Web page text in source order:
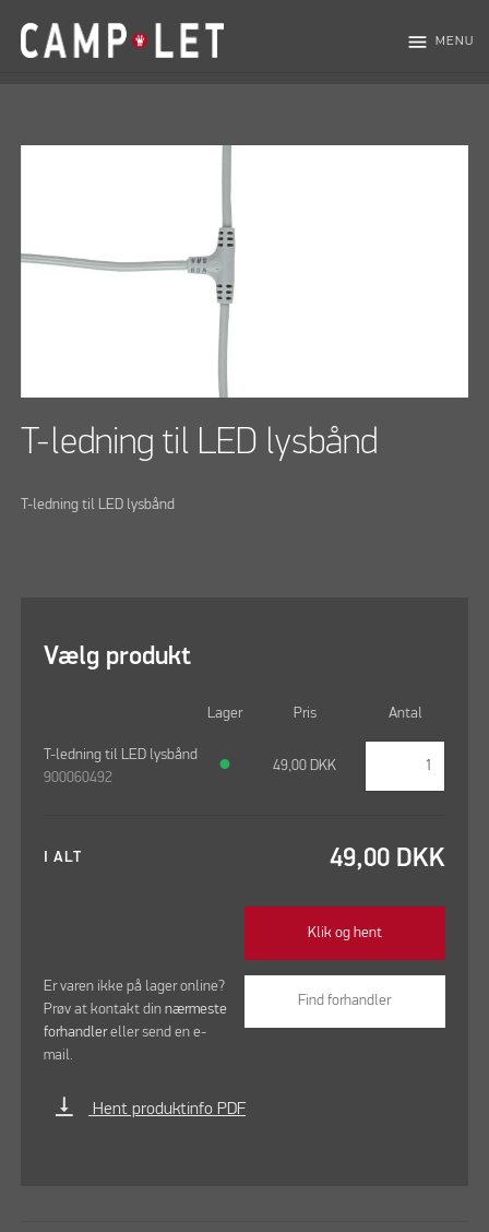
menu MENU
T-ledning til LED lysbånd
T-ledning til LED lysbånd
Vælg produkt
Lager Pris Antal
T-ledning til LED lysbånd
900060492
● 49,00 DKK
I ALT 49,00 DKK
Klik og hent
Er varen ikke på lager online?
Prøv at kontakt dinnærmeste
forhandlereller send en e-
mail.
Find forhandler
vertical_align_bottom Hent produktinfo PDF